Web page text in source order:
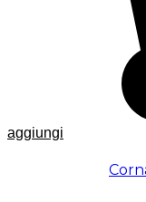
aggiungi